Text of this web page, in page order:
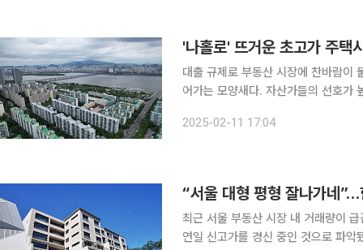
'나홀로' 뜨거운 초고가 주택
대출 규제로 부동산 시장에 찬바람이
어가는 모양새다. 자산가들의 선호가
남동 한남더힐 전용면적 233㎡은 올
2025-02-11 17:04
“서울 대형 평형 잘나가네
최근 서울 부동산 시장 내 거래량이
연일 신고가를 경신 중인 것으로 파악